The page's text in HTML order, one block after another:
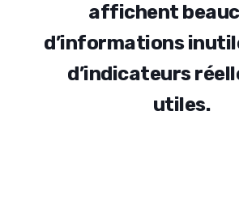
affichent beauc
d’informations inutil
d’indicateursréell
utiles.